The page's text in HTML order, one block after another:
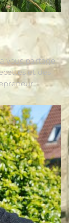
vous partage
et des